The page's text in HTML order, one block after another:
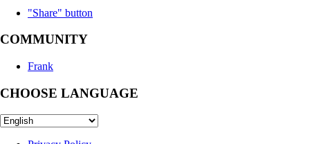
"Share" button
COMMUNITY
Frank
CHOOSE LANGUAGE